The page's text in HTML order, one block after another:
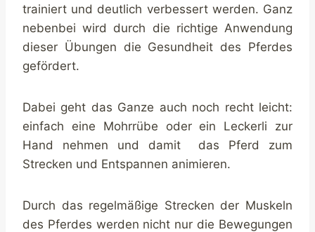
trainiert und deutlich verbessert werden. Ganz
nebenbei wird durch die richtige Anwendung
dieser Übungen die Gesundheit des Pferdes
gefördert.
Dabei geht das Ganze auch noch recht leicht:
einfach eine Mohrrübe oder ein Leckerli zur
Hand nehmen und damit das Pferd zum
Strecken und Entspannen animieren.
Durch das regelmäßige Strecken der Muskeln
des Pferdes werden nicht nur die Bewegungen